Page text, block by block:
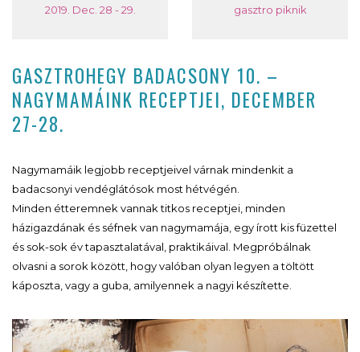
2019. Dec. 28 - 29. gasztro piknik
GASZTROHEGY BADACSONY 10. –
NAGYMAMÁINK RECEPTJEI, DECEMBER
27-28.
Nagymamáik legjobb receptjeivel várnak mindenkit a
badacsonyi vendéglátósok most hétvégén.
Minden étteremnek vannak titkos receptjei, minden
házigazdának és séfnek van nagymamája, egy írott kis füzettel
és sok-sok év tapasztalatával, praktikáival. Megpróbálnak
olvasni a sorok között, hogy valóban olyan legyen a töltött
káposzta, vagy a guba, amilyennek a nagyi készítette.